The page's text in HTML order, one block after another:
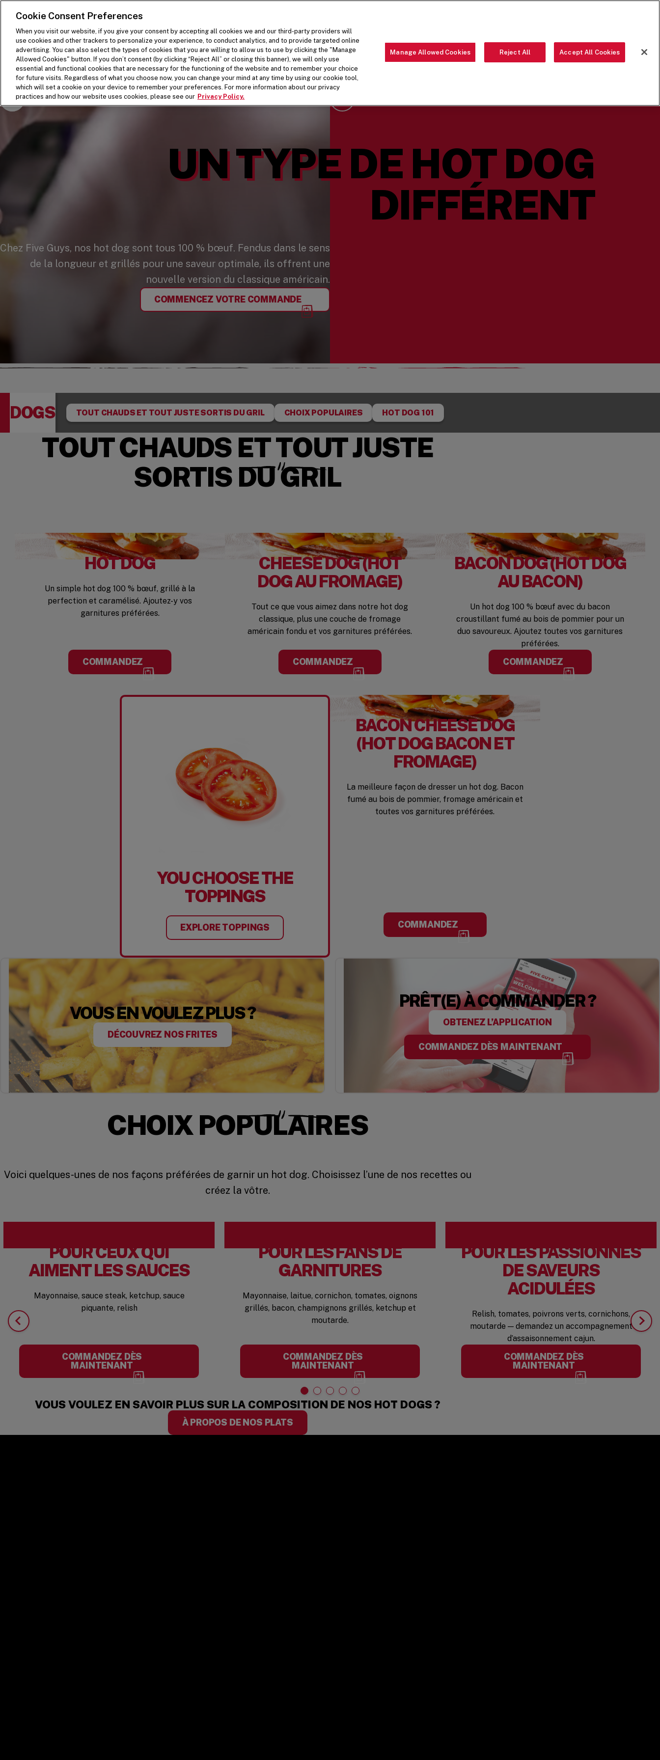
SKIP TO MAIN CONTENT
Visit the Five Guys homepage
LIEUX MENU À PROPOS DE NOS PLATS
UN TYPE DE HOT DOG
DIFFÉRENT
Chez Five Guys, nos hot dog sont tous 100 % bœuf. Fendus dans le sens
de la longueur et grillés pour une saveur optimale, ils offrent une
nouvelle version du classique américain.
COMMENCEZ VOTRE COMMANDE
Pause Video
Scroll Down
DOGS TOUT CHAUDS ET TOUT JUSTE SORTIS DU GRIL CHOIX POPULAIRES HOT DOG 101
TOUT CHAUDS ET TOUT JUSTE
SORTIS DU GRIL
HOT DOG
Un simple hot dog 100 % bœuf, grillé à la
perfection et caramélisé. Ajoutez-y vos
garnitures préférées.
COMMANDEZ
CHEESE DOG (HOT
DOG AU FROMAGE)
Tout ce que vous aimez dans notre hot dog
classique, plus une couche de fromage
américain fondu et vos garnitures préférées.
COMMANDEZ
BACON DOG (HOT DOG
AU BACON)
Un hot dog 100 % bœuf avec du bacon
croustillant fumé au bois de pommier pour un
duo savoureux. Ajoutez toutes vos garnitures
préférées.
COMMANDEZ
YOU CHOOSE THE
TOPPINGS
EXPLORE TOPPINGS
BACON CHEESE DOG
(HOT DOG BACON ET
FROMAGE)
La meilleure façon de dresser un hot dog. Bacon
fumé au bois de pommier, fromage américain et
toutes vos garnitures préférées.
COMMANDEZ
VOUS EN VOULEZ PLUS ?
DÉCOUVREZ NOS FRITES
PRÊT(E) À COMMANDER ?
OBTENEZ L’APPLICATION
COMMANDEZ DÈS MAINTENANT
CHOIX POPULAIRES
Voici quelques-unes de nos façons préférées de garnir un hot dog. Choisissez l’une de nos recettes ou
créez la vôtre.
POUR CEUX QUI
AIMENT LES SAUCES
Mayonnaise, sauce steak, ketchup, sauce
piquante, relish
COMMANDEZ DÈS
MAINTENANT
POUR LES FANS DE
GARNITURES
Mayonnaise, laitue, cornichon, tomates, oignons
grillés, bacon, champignons grillés, ketchup et
moutarde.
COMMANDEZ DÈS
MAINTENANT
POUR LES PASSIONNÉS
DE SAVEURS
ACIDULÉES
Relish, tomates, poivrons verts, cornichons,
moutarde — demandez un accompagnement
d’assaisonnement cajun.
COMMANDEZ DÈS
MAINTENANT
VOUS VOULEZ EN SAVOIR PLUS SUR LA COMPOSITION DE NOS HOT DOGS ?
À PROPOS DE NOS PLATS
Cookie Consent Preferences
When you visit our website, if you give your consent by accepting all cookies we and our third-party providers will
use cookies and other trackers to personalize your experience, to conduct analytics, and to provide targeted online
advertising. You can also select the types of cookies that you are willing to allow us to use by clicking the "Manage
Allowed Cookies" button. If you don’t consent (by clicking “Reject All” or closing this banner), we will only use
essential and functional cookies that are necessary for the functioning of the website and to remember your choice
for future visits. Regardless of what you choose now, you can change your mind at any time by using our cookie tool,
which will set a cookie on your device to remember your preferences. For more information about our privacy
practices and how our website uses cookies, please see our Privacy Policy.
Manage Allowed Cookies Reject All Accept All Cookies